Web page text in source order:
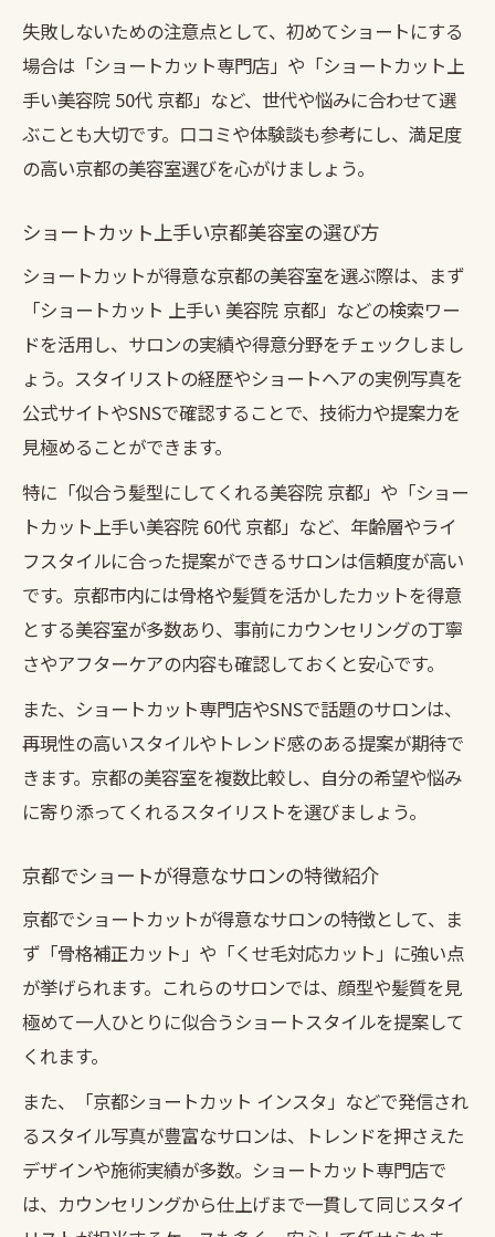
術
静かに過ごせる京都のショートカット対応美容
室案内
京都美容室で静かにショートを仕上げる秘
訣
会話少なめな京都ショートカット美容室の
落ち着いた京都美容室でショートを楽しむ
方法
静かな美容院で受ける京都ショートカット
体験
京都ショートカット専門店の居心地を比較
ショートに似合う髪型を提案する京都美容室の
方法
京都美容室で提案されるショートに似合う
髪型
ショートカット上手い京都美容院のカウン
セリング術
似合う髪型にしてくれる京都美容室の工夫
京都ショートカット美容室の提案力をチェ
ック
美容室選びで叶う理想のショートスタイル
ド
京都美容室で再現性重視のショートを叶え
る
ショートカットの再現性が高い京都美容院
選び
自宅で決まるショートを作る京都美容室の
技術
ショートが長持ちする京都美容院の特徴
失敗しないための注意点として、初めてショートにする
場合は「ショートカット専門店」や「ショートカット上
手い美容院 50代 京都」など、世代や悩みに合わせて選
ぶことも大切です。口コミや体験談も参考にし、満足度
の高い京都の美容室選びを心がけましょう。
ショートカット上手い京都美容室の選び方
ショートカットが得意な京都の美容室を選ぶ際は、まず
「ショートカット 上手い 美容院 京都」などの検索ワー
ドを活用し、サロンの実績や得意分野をチェックしまし
ょう。スタイリストの経歴やショートヘアの実例写真を
公式サイトやSNSで確認することで、技術力や提案力を
見極めることができます。
特に「似合う髪型にしてくれる美容院 京都」や「ショー
トカット上手い美容院 60代 京都」など、年齢層やライ
フスタイルに合った提案ができるサロンは信頼度が高い
です。京都市内には骨格や髪質を活かしたカットを得意
とする美容室が多数あり、事前にカウンセリングの丁寧
さやアフターケアの内容も確認しておくと安心です。
また、ショートカット専門店やSNSで話題のサロンは、
再現性の高いスタイルやトレンド感のある提案が期待で
きます。京都の美容室を複数比較し、自分の希望や悩み
に寄り添ってくれるスタイリストを選びましょう。
京都でショートが得意なサロンの特徴紹介
京都でショートカットが得意なサロンの特徴として、ま
ず「骨格補正カット」や「くせ毛対応カット」に強い点
が挙げられます。これらのサロンでは、顔型や髪質を見
極めて一人ひとりに似合うショートスタイルを提案して
くれます。
また、「京都ショートカット インスタ」などで発信され
るスタイル写真が豊富なサロンは、トレンドを押さえた
デザインや施術実績が多数。ショートカット専門店で
は、カウンセリングから仕上げまで一貫して同じスタイ